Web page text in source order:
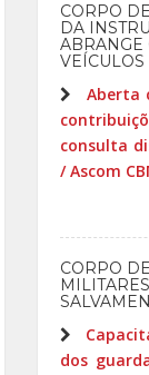
CORPO
DA
ABRANGE
Aberta
consulta
/ Ascom
CORPO
dos